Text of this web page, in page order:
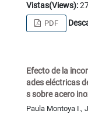
Vistas(Views):
PDF
Efecto de la
ades eléctricas
s sobre acero
Paula Montoya I.,